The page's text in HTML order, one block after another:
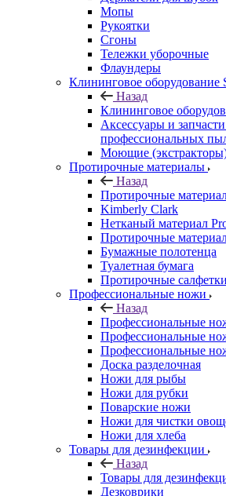
Мопы
Рукоятки
Сгоны
Тележки уборочные
Флаундеры
Клининговое оборудование
Назад
Клининговое
Аксессуары и
профессиональных
Моющие
Протирочные материалы
Назад
Протирочные
Kimberly Clark
Нетканый материал
Протирочные
Бумажные полотенца
Туалетная бумага
Протирочные салфетки
Профессиональные ножи
Назад
Профессиональные
Профессиональные
Профессиональные
Доска разделочная
Ножи для рыбы
Ножи для рубки
Поварские ножи
Ножи для чистки
Ножи для хлеба
Товары для дезинфекции
Назад
Товары для
Дезковрики